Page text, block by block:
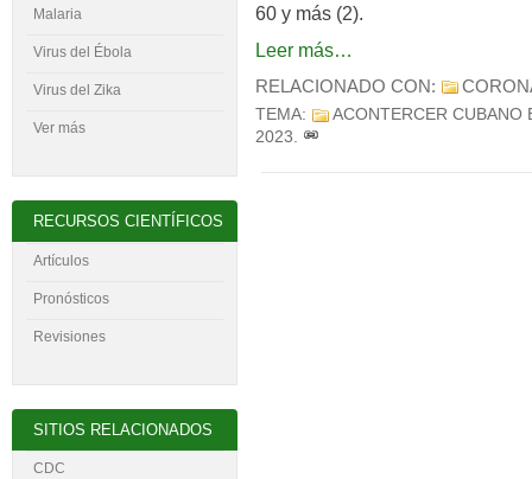
60 y más (2).
Leer más…
RELACIONADO CON:
TEMA:
ACONTERCER CUBANO
2023.
Malaria
Virus del Ébola
Virus del Zika
Ver más
RECURSOS CIENTÍFICOS
Artículos
Pronósticos
Revisiones
SITIOS RELACIONADOS
CDC